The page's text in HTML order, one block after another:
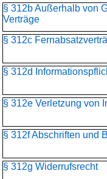
§ 312b Außerhalb von
Verträge
§ 312c
§ 312d
§ 312e Verletzung von
§ 312f Abschriften und
§ 312g Widerrufsrecht